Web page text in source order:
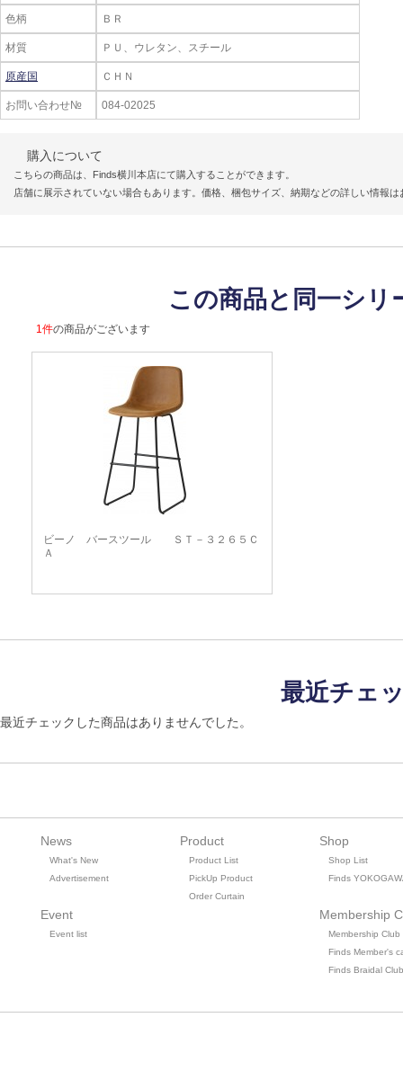
色柄 ＢＲ
材質 ＰＵ、ウレタン、スチール
原産国 ＣＨＮ
お問い合わせ№ 084-02025
購入について
こちらの商品は、Finds横川本店にて購入することができます。
店舗に展示されていない場合もあります。価格、梱包サイズ、納期などの詳しい情報
この商品と同一シ
1件の商品がございます
ビーノ バースツール ＳＴ－３２６５Ｃ
Ａ
最近チェ
最近チェックした商品はありませんでした。
News
What's New
Advertisement
Event
Event list
Product
Product List
PickUp Product
Order Curtain
Shop
Shop List
Finds
Membership
Membership Club
Finds Member's
Finds Braidal Club